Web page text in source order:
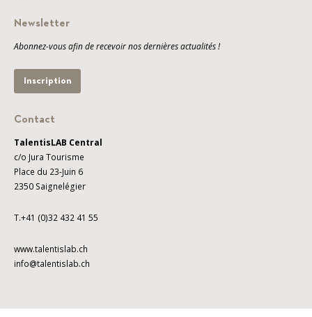
Newsletter
Abonnez-vous afin de recevoir nos dernières actualités !
Inscription
Contact
TalentisLAB Central
c/o Jura Tourisme
Place du 23-Juin 6
2350 Saignelégier
T.+41 (0)32 432 41 55
www.talentislab.ch
info@talentislab.ch